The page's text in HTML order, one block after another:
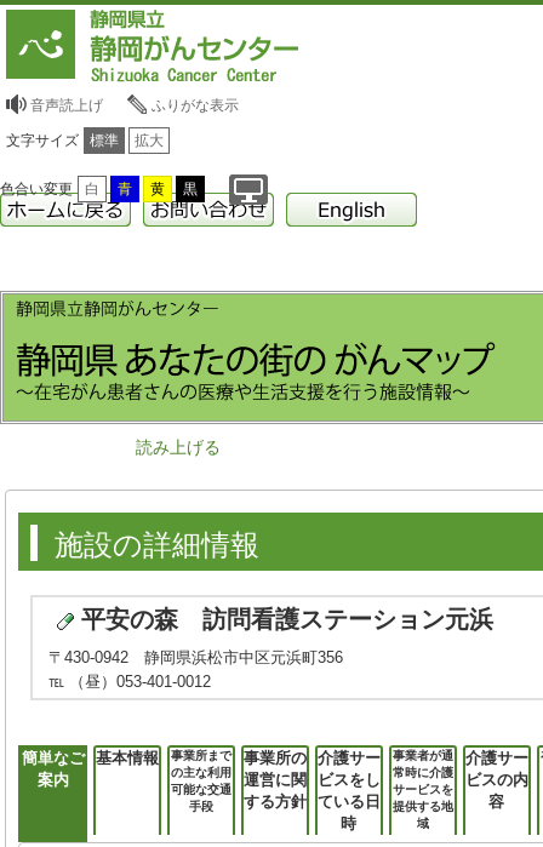
音声読上げ ふりがな表示
文字サイズ 標準 拡大
色合い変更 白 青 黄 黒
読み上げる
施設の詳細情報
平安の森 訪問看護ステーション元浜
〒430-0942 静岡県浜松市中区元浜町356
℡ （昼）053-401-0012
簡単なご
案内
基本情報
事業所まで
の主な利用
可能な交通
手段
事業所の
運営に関
する方針
介護サー
ビスをし
ている日
時
事業者が通
常時に介護
サービスを
提供する地
域
介護サー
ビスの内
容